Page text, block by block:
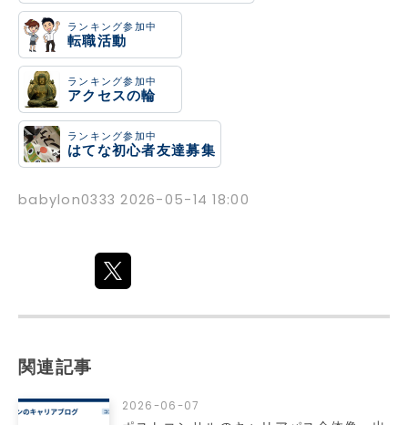
ランキング参加中
転職活動
ランキング参加中
アクセスの輪
ランキング参加中
はてな初心者友達募集
babylon0333 2026-05-14 18:00
関連記事
2026-06-07